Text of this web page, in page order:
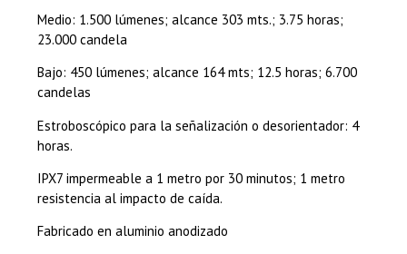
Medio: 1.500 lúmenes; alcance 303 mts.; 3.75 horas;
23.000 candela
Bajo: 450 lúmenes; alcance 164 mts; 12.5 horas; 6.700
candelas
Estroboscópico para la señalización o desorientador: 4
horas.
IPX7 impermeable a 1 metro por 30 minutos; 1 metro
resistencia al impacto de caída.
Fabricado en aluminio anodizado